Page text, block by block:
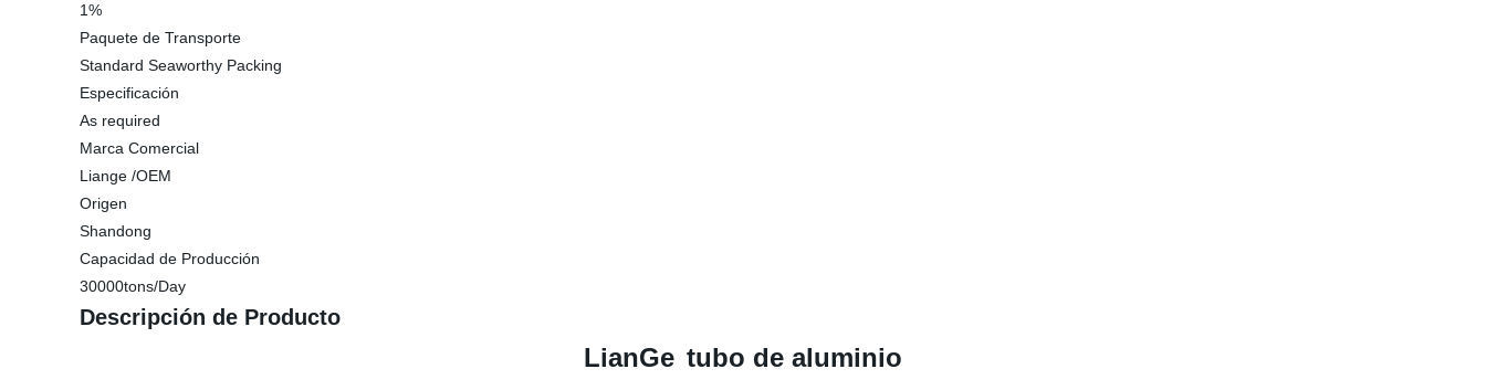
1%
Paquete de Transporte
Standard Seaworthy Packing
Especificación
As required
Marca Comercial
Liange /OEM
Origen
Shandong
Capacidad de Producción
30000tons/Day
Descripción de Producto
LianGe tubo de aluminio